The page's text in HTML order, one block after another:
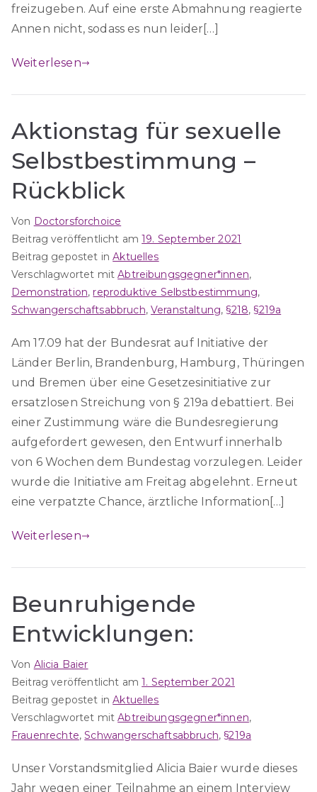
freizugeben. Auf eine erste Abmahnung reagierte
Annen nicht, sodass es nun leider[…]
Weiterlesen
Aktionstag für sexuelle
Selbstbestimmung –
Rückblick
Von Doctorsforchoice
Beitrag veröffentlicht am19. September 2021
Beitrag gepostet inAktuelles
Verschlagwortet mitAbtreibungsgegner*innen,
Demonstration, reproduktive Selbstbestimmung,
Schwangerschaftsabbruch,Veranstaltung,§218,§219a
Am 17.09 hat der Bundesrat auf Initiative der
Länder Berlin, Brandenburg, Hamburg, Thüringen
und Bremen über eine Gesetzesinitiative zur
ersatzlosen Streichung von § 219a debattiert. Bei
einer Zustimmung wäre die Bundesregierung
aufgefordert gewesen, den Entwurf innerhalb
von 6 Wochen dem Bundestag vorzulegen. Leider
wurde die Initiative am Freitag abgelehnt. Erneut
eine verpatzte Chance, ärztliche Information[…]
Weiterlesen
Beunruhigende
Entwicklungen:
Von Alicia Baier
Beitrag veröffentlicht am1. September 2021
Beitrag gepostet inAktuelles
Verschlagwortet mitAbtreibungsgegner*innen,
Frauenrechte,Schwangerschaftsabbruch,§219a
Unser Vorstandsmitglied Alicia Baier wurde dieses
Jahr wegen einer Teilnahme an einem Interview